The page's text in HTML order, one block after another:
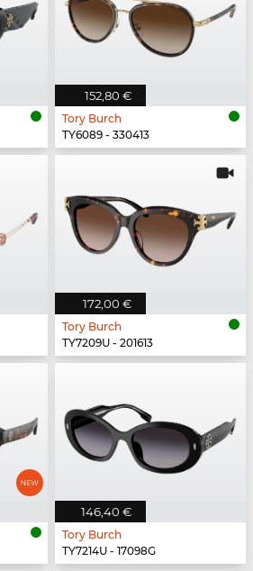
152,80 €
Tory Burch
TY6089 - 330413
172,00 €
Tory Burch
TY7209U - 201613
146,40 €
Tory Burch
TY7214U - 17098G